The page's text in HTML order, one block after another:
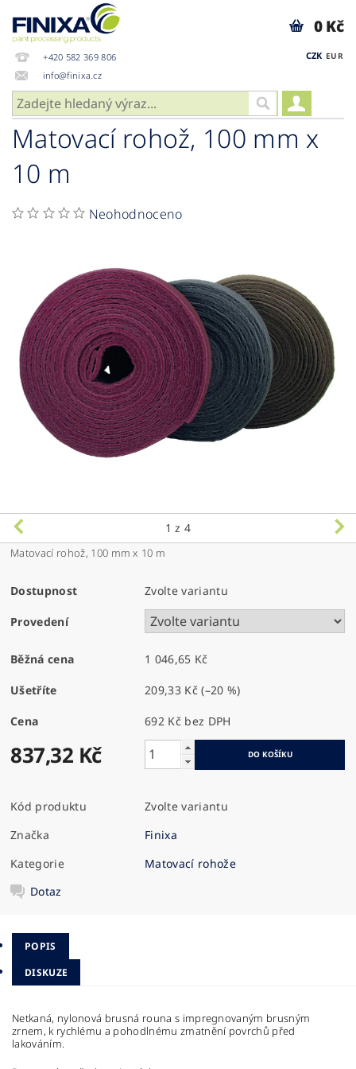
+420 582 369 806
info@finixa.cz
CZK EUR
0 Kč
Matovací rohož, 100 mm x
10 m
Neohodnoceno
1 z 4
Matovací rohož, 100 mm x 10 m
Dostupnost Zvolte variantu
Provedení
Běžná cena 1 046,65 Kč
Ušetříte 209,33 Kč(–20 %)
Cena 692 Kč bez DPH
837,32 Kč
Kód produktu
Zvolte variantu
Značka
Finixa
Kategorie
Matovací rohože
Dotaz
POPIS
DISKUZE
Netkaná, nylonová brusná rouna s impregnovaným brusným
zrnem, k rychlému a pohodlnému zmatnění povrchů před
lakováním.